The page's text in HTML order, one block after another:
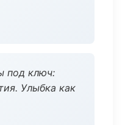
под ключ:
Улыбка как